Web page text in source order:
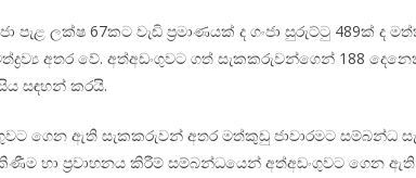
පැළ ලක්ෂ 67කට වැඩි ප්‍රමා­ණ­යක් ද ගංජා සුරුට්ටු 489ක්
අතර වේ. අත්අ­ඩං­ගු­වට ගත් සැක­ක­රු­ව­න්ගෙන් 188
සඳ­හන් කරයි.
ගෙන ඇති සැක­ක­රු­වන් අතර මත්කුඩු ජාවා­ර­මට
හා ප්‍රවා­හ­නය කිරීම් සම්බ­න්ධ‍යෙන් අත්අ­ඩං­ගු­වට ගෙන